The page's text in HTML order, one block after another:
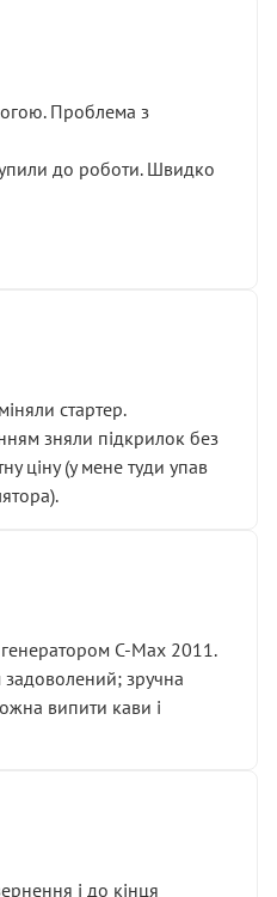
Проблема з
до роботи. Швидко
стартер.
зняли підкрилок без
ціну (у мене туди упав
C-Max 2011.
зручна
випити кави і
і до кінця